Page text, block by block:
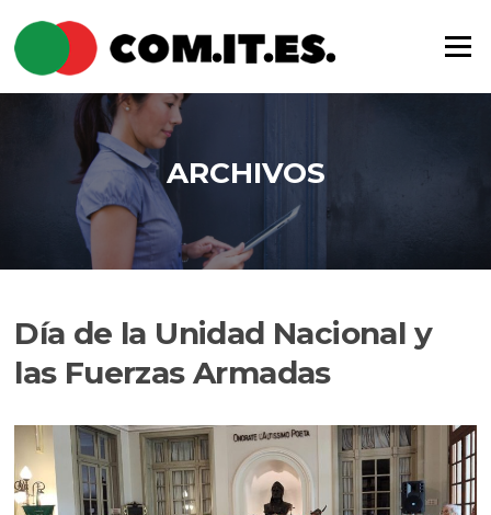
contenido
Menú
ARCHIVOS
Día de la Unidad Nacional y
las Fuerzas Armadas